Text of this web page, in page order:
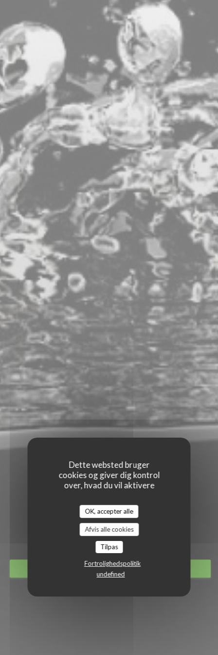
Dette websted bruger
cookies og giver dig kontrol
over, hvad du vil aktivere
OK, accepter alle
Afvis alle cookies
Tilpas
Fortrolighedspolitik
undefined
OH TERROIR
|MONTARGIS
BOOK ET BORD